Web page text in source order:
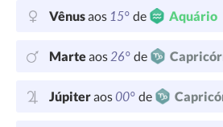
Vênusaos 15° de Aquário
Marteaos26° de
Júpiteraos00° de